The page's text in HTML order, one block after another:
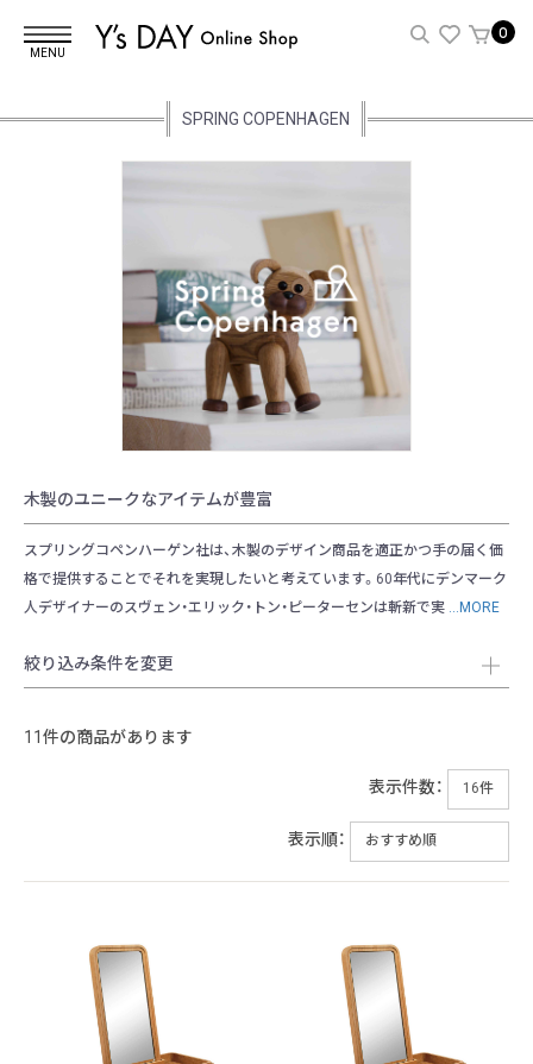
MENU
0
SPRING COPENHAGEN
木製のユニークなアイテムが豊富
スプリングコペンハーゲン社は、木製のデザイン商品を適正かつ手の届く価
格で提供することでそれを実現したいと考えています。60年代にデンマーク
人デザイナーのスヴェン・エリック・トン・ピーターセンは斬新で実 ...MORE
絞り込み条件を変更
11件の商品があります
表示件数：
表示順：